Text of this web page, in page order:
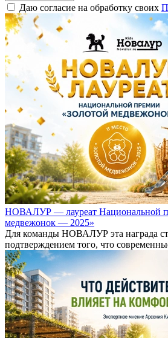
Даю согласие на обработку своих
НОВАЛУР — лауреат Национальной
медвежонок — 2025»
Для команды НОВАЛУР эта награда
подтверждением того, что